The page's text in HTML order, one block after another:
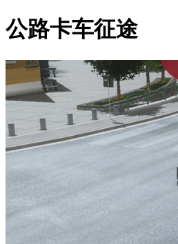
公路卡车征途